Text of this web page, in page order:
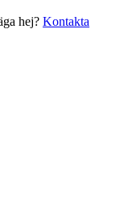
hej? Kontakta